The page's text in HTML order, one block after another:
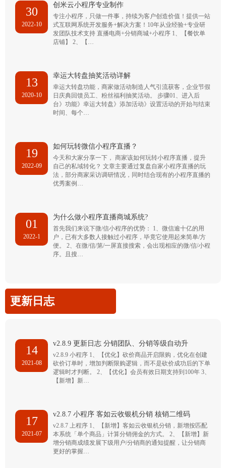
30
2022-10
创米云小程序专业制作
专注小程序，只做一件事，持续为客户创造价值！提供一站
式互联网系统开发服务+解决方案！10年从业经验+专业研
发团队技术支持 直播电商+分销商城+小程序 1、【餐饮单
店铺】 2、【…
13
2020-10
幸运大转盘抽奖活动详解
幸运大转盘功能，商家做活动制造人气引流获客，企业节假
日庆典回馈员工、粉丝福利抽奖活动。 步骤01、进入后
台》功能》幸运大转盘》添加活动》设置活动的开始与结束
时间、每个…
19
2022-09
如何玩转微信小程序直播？
今天和大家分享一下， 商家该如何玩转小程序直播，提升
自己的私域转化？ 文章主要通过复盘自家小程序直播的玩
法，部分商家采访调研情况，同时结合现有的小程序直播的
优秀案例…
01
2022-1
为什么做小程序直播商城系统?
首先我们来说下微/信小程序的优势： 1、微信逾十亿的用
户，已有大多数人接触过小程序，毕竟它使用起来简单/方
便。 2、在微/信/第/一屏直接搜索，会出现相应的微/信/小程
序。且搜…
更新日志
14
2021-08
v2.8.9 更新日志 分销团队、分销等级自动升
v2.8.9 小程序 1、【优化】砍价商品开启限购，优化在创建
砍价订单时，增加判断限购逻辑，而不是砍价成功后的下单
逻辑时才判断。 2、【优化】会员有效日期支持到100年 3、
【新增】新…
17
2021-07
v2.8.7 小程序 客如云收银机分销 核销二维码
v2.8.7 上程序 1、【新增】客如云收银机分销，新增按匹配
本系统「单个商品」计算分销佣金的方式。 2、【新增】新
增分销商成绩发展下级用户/分销商的通知提醒，让分销商
更好的掌握…